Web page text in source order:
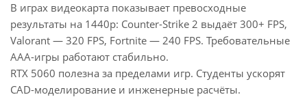
В играх видеокарта показывает превосходные
результаты на 1440p: Counter-Strike 2 выдаёт 300+ FPS,
Valorant — 320 FPS, Fortnite — 240 FPS. Требовательные
AAA-игры работают стабильно.
RTX 5060 полезна за пределами игр. Студенты ускорят
CAD-моделирование и инженерные расчёты.